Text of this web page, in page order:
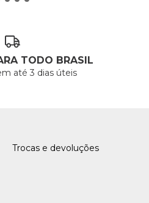
TODO BRASIL
até 3 dias úteis
Trocas e devoluções